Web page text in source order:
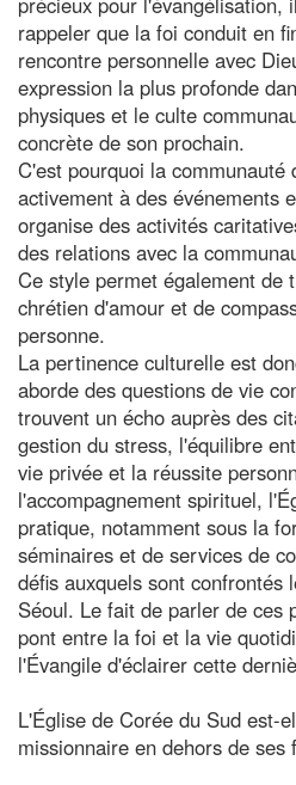
rappeler que la foi conduit en
rencontre personnelle avec
expression la plus profonde
physiques et le culte
concrète de son prochain.
C'est pourquoi la communauté
activement à des événements
organise des activités
des relations avec la
Ce style permet également de
chrétien d'amour et de
personne.
La pertinence culturelle est
aborde des questions de vie
trouvent un écho auprès des
gestion du stress, l'équilibre
vie privée et la réussite
l'accompagnement spirituel,
pratique, notamment sous la
séminaires et de services de
défis auxquels sont confrontés
Séoul. Le fait de parler de ces
pont entre la foi et la vie
l'Évangile d'éclairer cette
L'Église de Corée du Sud est-
missionnaire en dehors de